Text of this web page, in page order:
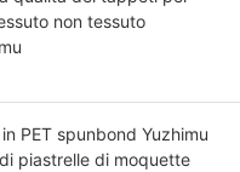
non tessuto
PET spunbond Yuzhimu
piastrelle di moquette